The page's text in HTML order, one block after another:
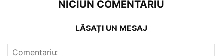
NICIUN COMENTARIU
LĂSAȚI UN MESAJ